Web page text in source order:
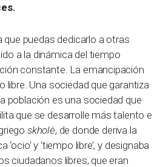
puedas dedicarlo a otras
a la dinámica del tiempo
constante. La emancipación
libre. Una sociedad que garantiza
población es una sociedad que
que se desarrolle más talento e
skholè, de donde deriva la
y ‘tiempo libre’, y designaba
ciudadanos libres, que eran